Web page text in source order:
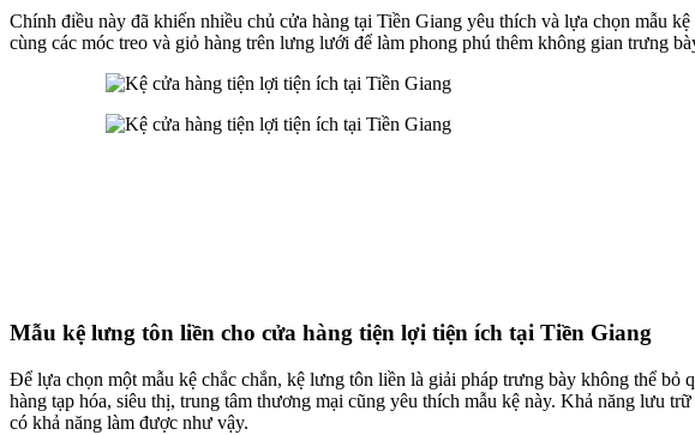
Chính điều này đã khiến nhiều chủ cửa hàng tại Tiền Giang yêu thích và lựa chọn mẫu
cùng các móc treo và giỏ hàng trên lưng lưới để làm phong phú thêm không gian trưng
Mẫu kệ lưng tôn liền cho cửa hàng tiện lợi tiện ích tại Tiền Giang
Để lựa chọn một mẫu kệ chắc chắn, kệ lưng tôn liền là giải pháp trưng bày không thể
hàng tạp hóa, siêu thị, trung tâm thương mại cũng yêu thích mẫu kệ này. Khả năng lưu
có khả năng làm được như vậy.